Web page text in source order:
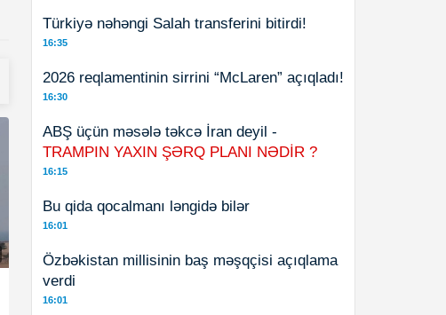
Türkiyə nəhəngi Salah transferini bitirdi!
16:35
2026 reqlamentinin sirrini “McLaren” açıqladı!
16:30
ABŞ üçün məsələ təkcə İran deyil -
TRAMPIN YAXIN ŞƏRQ PLANI NƏDİR ?
16:15
Bu qida qocalmanı ləngidə bilər
16:01
Özbəkistan millisinin baş məşqçisi açıqlama
verdi
16:01